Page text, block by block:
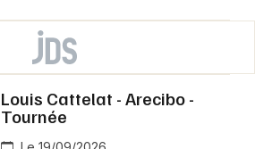
Louis Cattelat - Arecibo -
Tournée